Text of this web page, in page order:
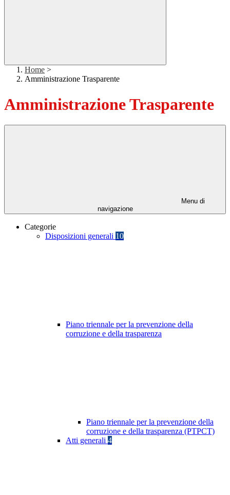
Home >
Amministrazione Trasparente
Amministrazione Trasparente
Menu di
navigazione
Categorie
Disposizioni generali 10
Piano triennale per la prevenzione della
corruzione e della trasparenza
Piano triennale per la prevenzione della
corruzione e della trasparenza (PTPCT)
Atti generali 4